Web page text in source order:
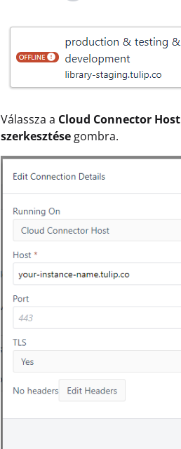
Válassza a Cloud Connector Host
szerkesztése gombra.